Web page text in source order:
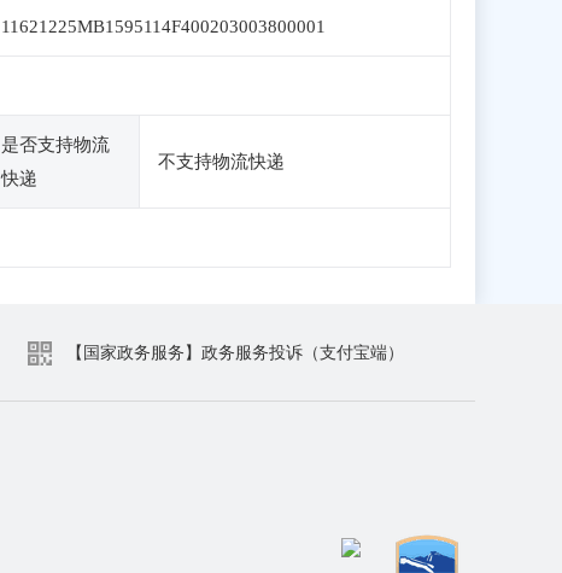
11621225MB1595114F400203003800001
是否支持物流
快递
不支持物流快递
【国家政务服务】政务服务投诉（支付宝端）